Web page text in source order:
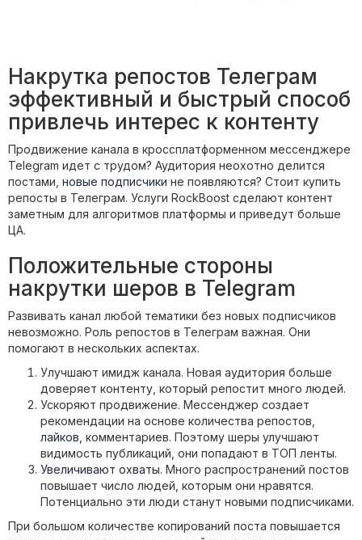
Накрутка репостов Телеграм
эффективный и быстрый способ
привлечь интерес к контенту
Продвижение канала в кроссплатформенном мессенджере
Telegram идет с трудом? Аудитория неохотно делится
постами, новые подписчики не появляются? Стоит купить
репосты в Телеграм. Услуги RockBoost сделают контент
заметным для алгоритмов платформы и приведут больше
ЦА.
Положительные стороны
накрутки шеров в Telegram
Развивать канал любой тематики без новых подписчиков
невозможно. Роль репостов в Телеграм важная. Они
помогают в нескольких аспектах.
Улучшают имидж канала. Новая аудитория больше
доверяет контенту, который репостит много людей.
Ускоряют продвижение. Мессенджер создает
рекомендации на основе количества репостов,
лайков , комментариев. Поэтому шеры улучшают
видимость публикаций, они попадают в ТОП ленты.
Увеличивают охваты. Много распространений постов
повышает число людей, которым они нравятся.
Потенциально эти люди станут новыми подписчиками.
При большом количестве копирований поста повышается